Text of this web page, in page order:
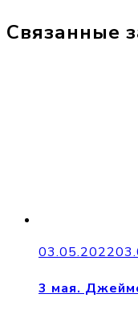
Связанные
03.05.2022
3 мая.